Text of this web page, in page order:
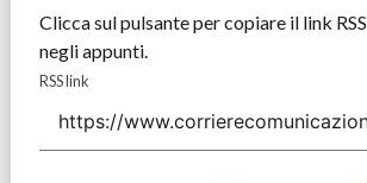
Clicca sul pulsante per copiare il link RSS
negli appunti.
RSS link